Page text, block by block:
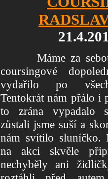
Máme za sebou
coursingové
vydařilo po
Tentokrát nám přálo i
to zrána vypadalo
zůstali jsme suší a
nám svítilo sluníčko.
na akci skvěle
nechyběly ani